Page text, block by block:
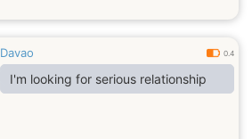
Davao 0.4
I'm looking for serious relationship